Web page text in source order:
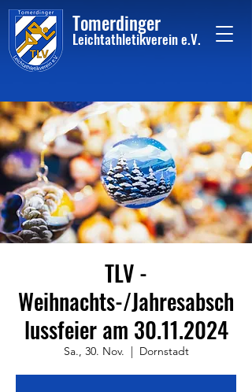
Tomerdinger
Leichtathletikvereine.V.
TLV -
Weihnachts-/Jahresabsch
lussfeier am 30.11.2024
Sa., 30. Nov.
  |
Dornstadt